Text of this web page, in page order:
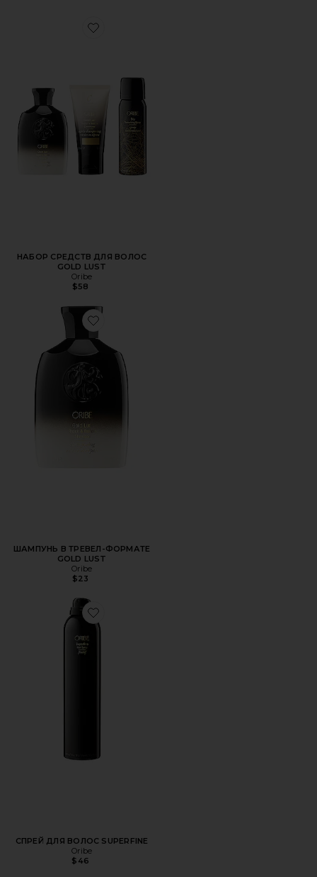
Favorite НАБОР СРЕДСТВ ДЛЯ ВОЛОС GOLD LUST
НАБОР СРЕДСТВ ДЛЯ ВОЛОС
GOLD LUST
Oribe
$58
Favorite ШАМПУНЬ В ТРЕВЕЛ-ФОРМАТЕ GOLD LUST
ШАМПУНЬ В ТРЕВЕЛ-ФОРМАТЕ
GOLD LUST
Oribe
$23
Favorite СПРЕЙ ДЛЯ ВОЛОС SUPERFINE
СПРЕЙ ДЛЯ ВОЛОС SUPERFINE
Oribe
$46